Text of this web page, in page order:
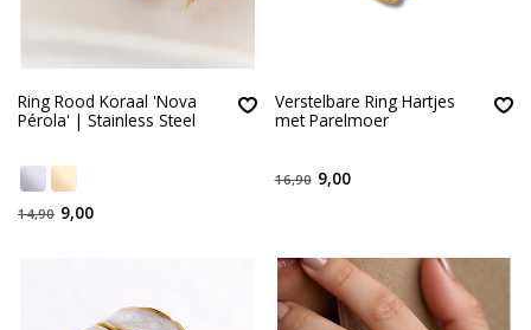
Ring Rood Koraal 'Nova
Pérola' | Stainless Steel
14,90 9,00
Verstelbare Ring Hartjes
met Parelmoer
16,90 9,00